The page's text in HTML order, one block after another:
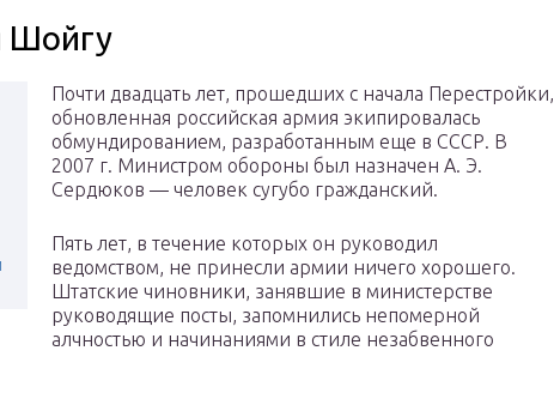
Шойгу
Почти двадцать лет, прошедших с начала Перестройки,
обновленная российская армия экипировалась
обмундированием, разработанным еще в СССР. В
2007 г. Министром обороны был назначен А. Э.
Сердюков — человек сугубо гражданский.
Пять лет, в течение которых он руководил
ведомством, не принесли армии ничего хорошего.
Штатские чиновники, занявшие в министерстве
руководящие посты, запомнились непомерной
алчностью и начинаниями в стиле незабвенного